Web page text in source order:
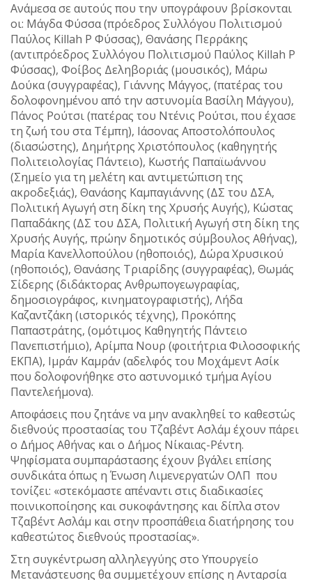
Ανάμεσα σε αυτούς που την υπογράφουν βρίσκονται
οι: Μάγδα Φύσσα (πρόεδρος Συλλόγου Πολιτισμού
Παύλος Killah P Φύσσας), Θανάσης Περράκης
(αντιπρόεδρος Συλλόγου Πολιτισμού Παύλος Killah P
Φύσσας), Φοίβος Δεληβοριάς (μουσικός), Μάρω
Δούκα (συγγραφέας), Γιάννης Μάγγος, (πατέρας του
δολοφονημένου από την αστυνομία Βασίλη Μάγγου),
Πάνος Ρούτσι (πατέρας του Ντένις Ρούτσι, που έχασε
τη ζωή του στα Τέμπη), Ιάσονας Αποστολόπουλος
(διασώστης), Δημήτρης Χριστόπουλος (καθηγητής
Πολιτειολογίας Πάντειο), Κωστής Παπαϊωάννου
(Σημείο για τη μελέτη και αντιμετώπιση της
ακροδεξιάς), Θανάσης Καμπαγιάννης (ΔΣ του ΔΣΑ,
Πολιτική Αγωγή στη δίκη της Χρυσής Αυγής), Κώστας
Παπαδάκης (ΔΣ του ΔΣΑ, Πολιτική Αγωγή στη δίκη της
Χρυσής Αυγής, πρώην δημοτικός σύμβουλος Αθήνας),
Μαρία Κανελλοπούλου (ηθοποιός), Δώρα Χρυσικού
(ηθοποιός), Θανάσης Τριαρίδης (συγγραφέας), Θωμάς
Σίδερης (διδάκτορας Ανθρωπογεωγραφίας,
δημοσιογράφος, κινηματογραφιστής), Λήδα
Καζαντζάκη (ιστορικός τέχνης), Προκόπης
Παπαστράτης, (ομότιμος Καθηγητής Πάντειο
Πανεπιστήμιο), Αρίμπα Νουρ (φοιτήτρια Φιλοσοφικής
ΕΚΠΑ), Ιμράν Καμράν (αδελφός του Μοχάμεντ Ασίκ
που δολοφονήθηκε στο αστυνομικό τμήμα Αγίου
Παντελεήμονα).
Αποφάσεις που ζητάνε να μην ανακληθεί το καθεστώς
διεθνούς προστασίας του Τζαβέντ Ασλάμ έχουν πάρει
ο Δήμος Αθήνας και ο Δήμος Νίκαιας-Ρέντη.
Ψηφίσματα συμπαράστασης έχουν βγάλει επίσης
συνδικάτα όπως η Ένωση Λιμενεργατών ΟΛΠ που
τονίζει: «στεκόμαστε απέναντι στις διαδικασίες
ποινικοποίησης και συκοφάντησης και δίπλα στον
Τζαβέντ Ασλάμ και στην προσπάθεια διατήρησης του
καθεστώτος διεθνούς προστασίας».
Στη συγκέντρωση αλληλεγγύης στο Υπουργείο
Μετανάστευσης θα συμμετέχουν επίσης η Ανταρσία